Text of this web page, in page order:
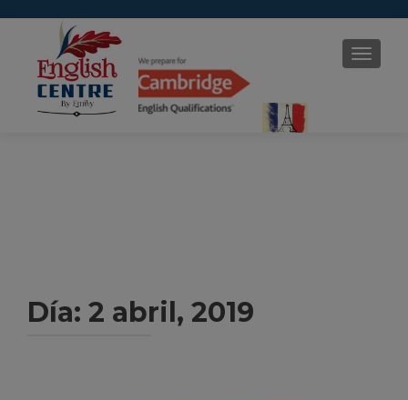
Día: 2 abril, 2019